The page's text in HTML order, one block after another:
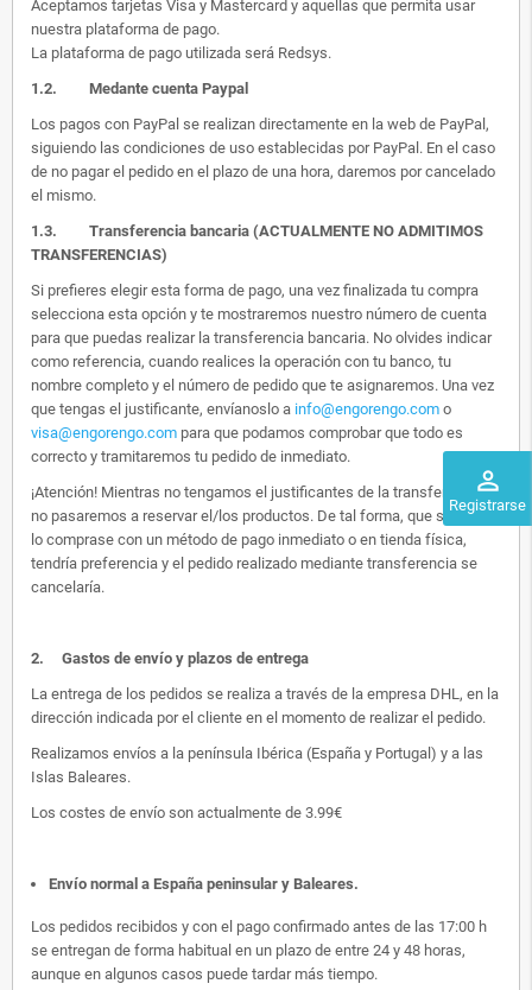
perm_identity
Registrarse
Aceptamos tarjetas Visa y Mastercard y aquellas que permita usar
nuestra plataforma de pago.
La plataforma de pago utilizada será Redsys.
1.2. Medante cuenta Paypal
Los pagos con PayPal se realizan directamente en la web de PayPal,
siguiendo las condiciones de uso establecidas por PayPal. En el caso
de no pagar el pedido en el plazo de una hora, daremos por cancelado
el mismo.
1.3. Transferencia bancaria (ACTUALMENTE NO ADMITIMOS
TRANSFERENCIAS)
Si prefieres elegir esta forma de pago, una vez finalizada tu compra
selecciona esta opción y te mostraremos nuestro número de cuenta
para que puedas realizar la transferencia bancaria. No olvides indicar
como referencia, cuando realices la operación con tu banco, tu
nombre completo y el número de pedido que te asignaremos. Una vez
que tengas el justificante, envíanoslo a info@engorengo.com o
visa@engorengo.com para que podamos comprobar que todo es
correcto y tramitaremos tu pedido de inmediato.
¡Atención! Mientras no tengamos el justificantes de la transferencia,
no pasaremos a reservar el/los productos. De tal forma, que si alguien
lo comprase con un método de pago inmediato o en tienda física,
tendría preferencia y el pedido realizado mediante transferencia se
cancelaría.
2. Gastos de envío y plazos de entrega
La entrega de los pedidos se realiza a través de la empresa DHL, en la
dirección indicada por el cliente en el momento de realizar el pedido.
Realizamos envíos a la península Ibérica (España y Portugal) y a las
Islas Baleares.
Los costes de envío son actualmente de 3.99€
Envío normal a España peninsular y Baleares.
Los pedidos recibidos y con el pago confirmado antes de las 17:00 h
se entregan de forma habitual en un plazo de entre 24 y 48 horas,
aunque en algunos casos puede tardar más tiempo.